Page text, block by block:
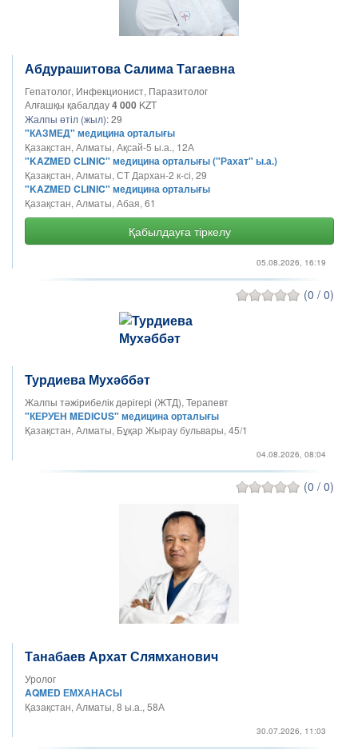
Абдурашитова Салима Тагаевна
Гепатолог, Инфекционист, Паразитолог
Алғашқы қабалдау4 000 KZT
Жалпы өтіл (жыл):29
"КАЗМЕД" медицина орталығы
Қазақстан, Алматы, Ақсай-5 ы.а., 12А
"KAZMED CLINIC" медицина орталығы ("Рахат" ы.а.)
Қазақстан, Алматы, СТ Дархан-2 к-сі, 29
"KAZMED CLINIC" медицина орталығы
Қазақстан, Алматы, Абая, 61
Қабылдауға тіркелу
05.08.2026, 16:19
(0 / 0)
Турдиева Мухәббәт
Жалпы тәжірибелік дәрігері (ЖТД), Терапевт
"КЕРУЕН MEDICUS" медицина орталығы
Қазақстан, Алматы, Бұқар Жырау бульвары, 45/1
04.08.2026, 08:04
(0 / 0)
Танабаев Архат Слямханович
Уролог
AQMED ЕМХАНАСЫ
Қазақстан, Алматы, 8 ы.а., 58А
30.07.2026, 11:03